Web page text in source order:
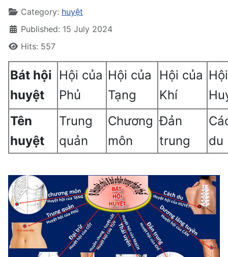
Category: huyệt
Published: 15 July 2024
Hits: 557
Bát hội
huyệt
Hội của
Phủ
Hội của
Tạng
Hội của
Khí
Tên
huyệt
Trung
quản
Chương
môn
Đản
trung
du